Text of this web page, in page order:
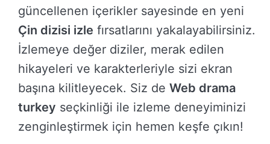
güncellenen içerikler sayesinde en yeni
Çin dizisi izle fırsatlarını yakalayabilirsiniz.
İzlemeye değer diziler, merak edilen
hikayeleri ve karakterleriyle sizi ekran
başına kilitleyecek. Siz de Web drama
turkey seçkinliği ile izleme deneyiminizi
zenginleştirmek için hemen keşfe çıkın!